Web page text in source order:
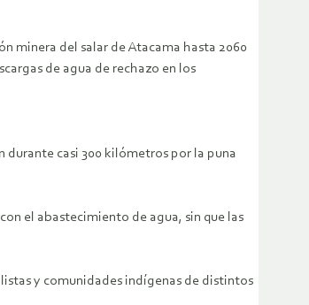
minera del salar de Atacama hasta 2060
de agua de rechazo en los
durante casi 300 kilómetros por la puna
el abastecimiento de agua, sin que las
y comunidades indígenas de distintos